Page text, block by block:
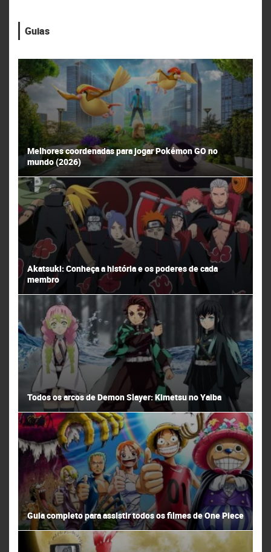
Guias
Melhores coordenadas para jogar Pokémon GO no
mundo (2026)
Akatsuki: Conheça a história e os poderes de cada
membro
Todos os arcos de Demon Slayer: Kimetsu no Yaiba
Guia completo para assistir todos os filmes de One Piece